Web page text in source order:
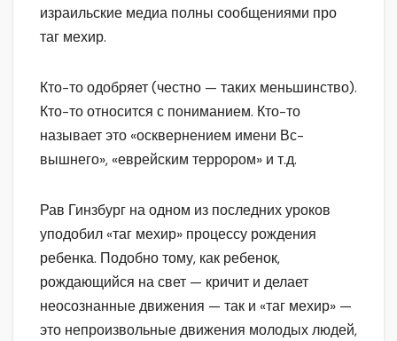
израильские медиа полны сообщениями про
таг мехир.
Кто-то одобряет (честно — таких меньшинство).
Кто-то относится с пониманием. Кто-то
называет это «осквернением имени Вс-
вышнего», «еврейским террором» и т.д.
Рав Гинзбург на одном из последних уроков
уподобил «таг мехир» процессу рождения
ребенка. Подобно тому, как ребенок,
рождающийся на свет — кричит и делает
неосознанные движения — так и «таг мехир» —
это непроизвольные движения молодых людей,